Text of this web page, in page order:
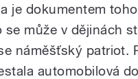
je dokumentem
se může v dějinách
náměšťský patriot.
automobilová